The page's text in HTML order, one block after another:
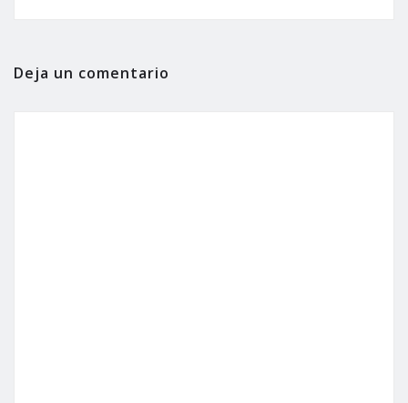
Deja un comentario